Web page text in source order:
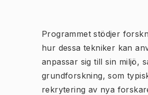
Programmet stödjer
hur dessa tekniker kan
anpassar sig till sin miljö,
grundforskning, som
rekrytering av nya